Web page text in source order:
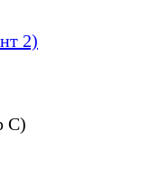
2)
C)